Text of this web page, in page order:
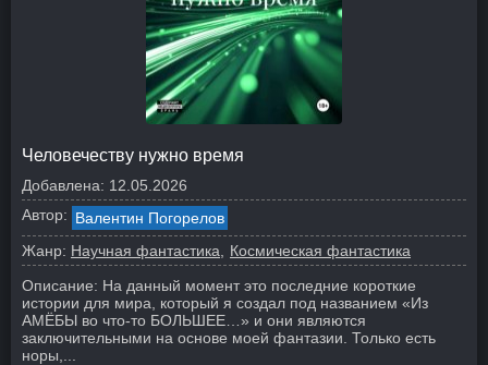
Человечеству нужно время
Добавлена: 12.05.2026
Автор: Валентин Погорелов
Жанр: Научная фантастика
Космическая фантастика
Описание: На данный момент это последние короткие
истории для мира, который я создал под названием «Из
АМЁБЫ во что-то БОЛЬШЕЕ…» и они являются
заключительными на основе моей фантазии. Только есть
норы,...